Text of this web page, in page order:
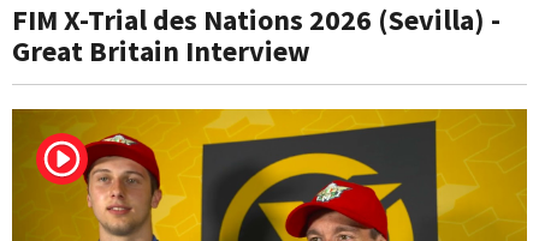
FIM X-Trial des Nations 2026 (Sevilla) -
Great Britain Interview